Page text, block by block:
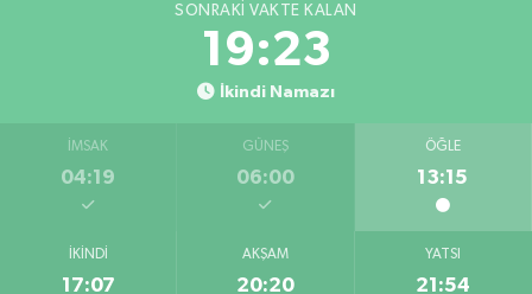
SONRAKI VAKTE KALAN
19:23
İkindi Namazı
İMSAK
04:19
GÜNEŞ
06:00
ÖĞLE
13:15
İKINDI
17:07
AKŞAM
20:20
YATSI
21:54